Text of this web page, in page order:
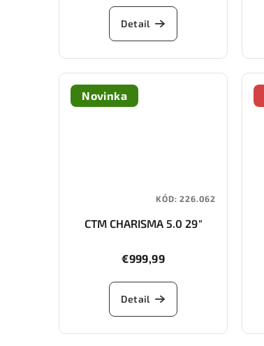
Detail
Novinka
CTM CHARISMA 5.0 29"
€999,99
Detail
KÓD:226.062